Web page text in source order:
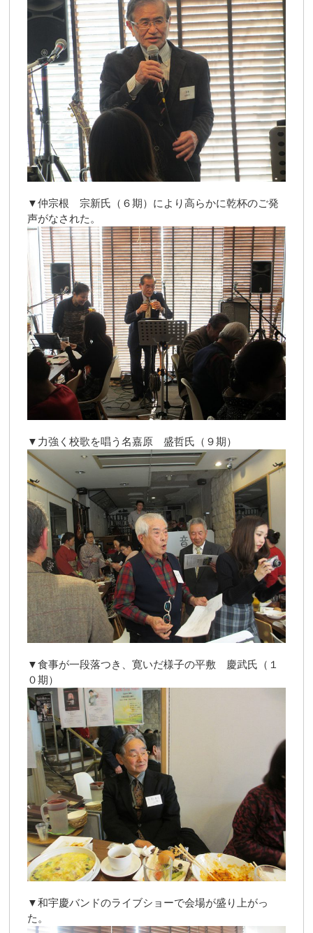
▼仲宗根 宗新氏（６期）により高らかに乾杯のご発
声がなされた。
▼力強く校歌を唱う名嘉原 盛哲氏（９期）
▼食事が一段落つき、寛いだ様子の平敷 慶武氏（１
０期）
▼和宇慶バンドのライブショーで会場が盛り上がっ
た。